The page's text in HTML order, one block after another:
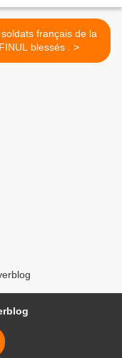
français de la
FINUL blessés . >